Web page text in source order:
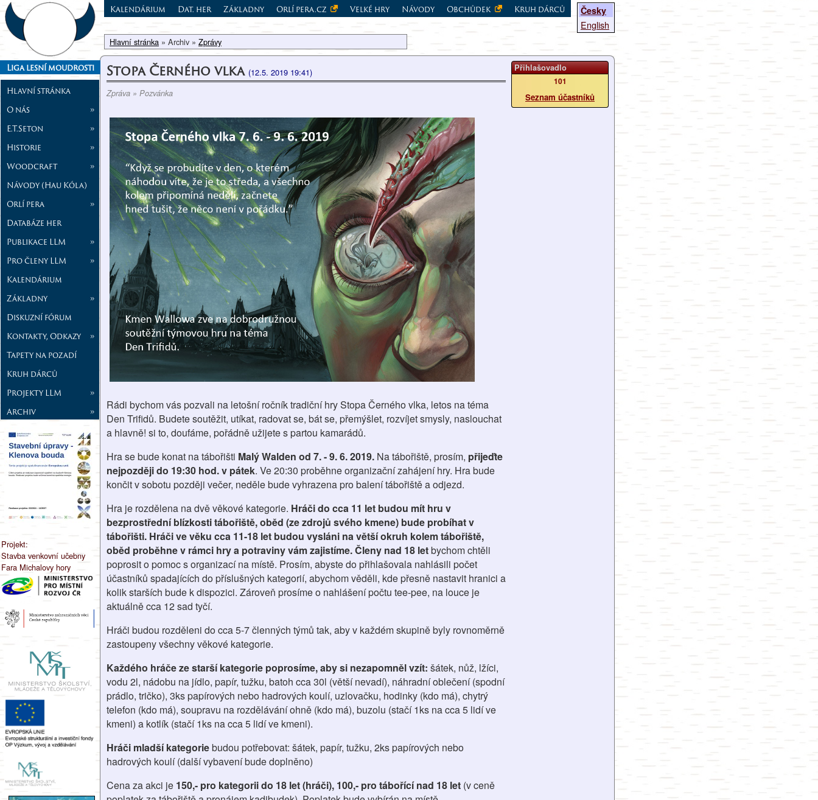
Liga lesní moudrosti
Hlavní stránka
O nás
»
E.T.Seton
»
Historie
»
Woodcraft
»
Návody (Hau Kóla)
Orlí pera
»
Databáze her
Publikace LLM
»
Pro členy LLM
»
Kalendárium
Základny
»
Diskuzní fórum
Kontakty, Odkazy
»
Tapety na pozadí
Kruh dárců
Projekty LLM
»
Archiv
»
Projekt:
Stavba venkovní učebny
Fara Michalovy hory
Česky
English
Kalendárium Dat. her Základny Orlí pera.cz Velké hry Návody Obchůdek Kruh dárců
Hlavní stránka » Archiv » Zprávy
Přihlašovadlo
101
Seznam účastníků
Stopa Černého vlka (12.5. 2019 19:41)
Zpráva » Pozvánka
Rádi bychom vás pozvali na letošní ročník tradiční hry Stopa Černého vlka, letos na téma
Den Trifidů. Budete soutěžit, utíkat, radovat se, bát se, přemýšlet, rozvíjet smysly, naslouchat
a hlavně! si to, doufáme, pořádně užijete s partou kamarádů.
Hra se bude konat na tábořišti Malý Walden od 7. - 9. 6. 2019. Na tábořiště, prosím, přijeďte
nejpozději do 19:30 hod. v pátek. Ve 20:30 proběhne organizační zahájení hry. Hra bude
končit v sobotu později večer, neděle bude vyhrazena pro balení tábořiště a odjezd.
Hra je rozdělena na dvě věkové kategorie. Hráči do cca 11 let budou mít hru v
bezprostřední blízkosti tábořiště, oběd (ze zdrojů svého kmene) bude probíhat v
tábořišti. Hráči ve věku cca 11-18 let budou vysláni na větší okruh kolem tábořiště,
oběd proběhne v rámci hry a potraviny vám zajistíme.Členy nad 18 letbychom chtěli
poprosit o pomoc s organizací na místě. Prosím, abyste do přihlašovala nahlásili počet
účastníků spadajících do příslušných kategorií, abychom věděli, kde přesně nastavit hranici a
kolik starších bude k dispozici. Zároveň prosíme o nahlášení počtu tee-pee, na louce je
aktuálně cca 12 sad tyčí.
Hráči budou rozděleni do cca 5-7 členných týmů tak, aby v každém skupině byly rovnoměrně
zastoupeny všechny věkové kategorie.
Každého hráče ze starší kategorie poprosíme, aby si nezapomněl vzít: šátek, nůž, lžíci,
vodu 2l, nádobu na jídlo, papír, tužku, batoh cca 30l (větší nevadí), náhradní oblečení (spodní
prádlo, tričko), 3ks papírových nebo hadrových koulí, uzlovačku, hodinky (kdo má), chytrý
telefon (kdo má), soupravu na rozdělávání ohně (kdo má), buzolu (stačí 1ks na cca 5 lidí ve
kmeni) a kotlík (stačí 1ks na cca 5 lidí ve kmeni).
Hráči mladší kategoriebudou potřebovat: šátek, papír, tužku, 2ks papírových nebo
hadrových koulí (další vybavení bude doplněno)
Cena za akci je 150,- pro kategorii do 18 let (hráči), 100,- pro tábořící nad 18 let (v ceně